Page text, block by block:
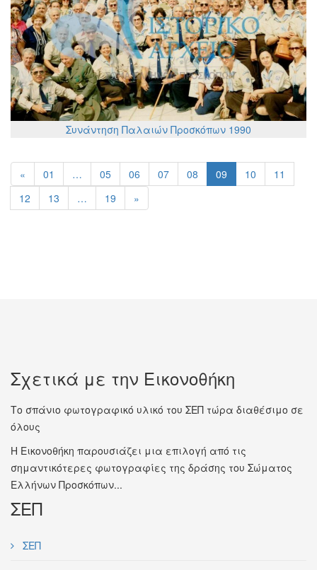
Συνάντηση Παλαιών Προσκόπων 1990
« 01 … 05 06 07 08 09 10
11
12
13 … 19 »
Σχετικά με την Εικονοθήκη
Το σπάνιο φωτογραφικό υλικό του ΣΕΠ τώρα διαθέσιμο σε
όλους
Η Εικονοθήκη παρουσιάζει μια επιλογή από τις
σημαντικότερες φωτογραφίες της δράσης του Σώματος
Ελλήνων Προσκόπων...
ΣΕΠ
ΣΕΠ